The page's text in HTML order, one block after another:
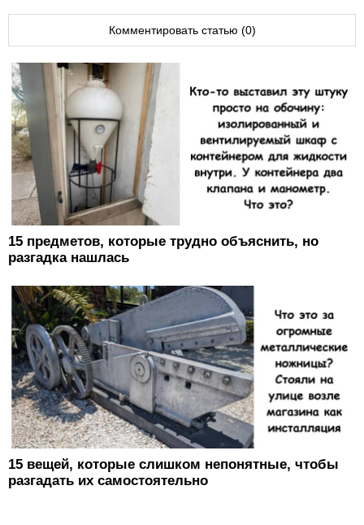
Комментировать статью (0)
15 предметов, которые трудно объяснить, но
разгадка нашлась
15 вещей, которые слишком непонятные, чтобы
разгадать их самостоятельно